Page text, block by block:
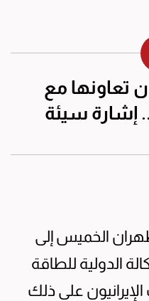
تعاونها مع
إشارة سيئة
طهران الخميس إلى
الدولية للطاقة
على ذلك